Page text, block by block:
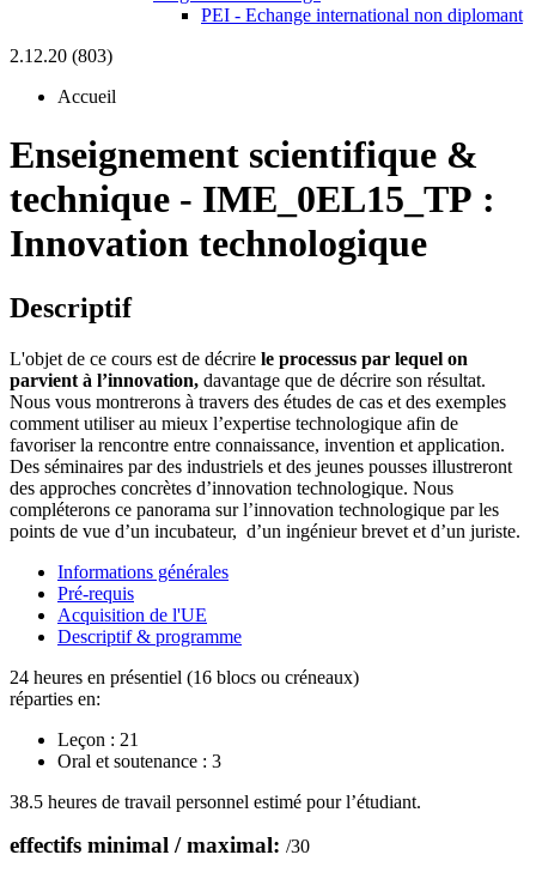
PEI - Echange international non diplomant
2.12.20 (803)
Accueil
Enseignement scientifique &
technique - IME_0EL15_TP :
Innovation technologique
Descriptif
L'objet de ce cours est de décrire le processus par lequel on
parvient à l’innovation, davantage que de décrire son résultat.
Nous vous montrerons à travers des études de cas et des exemples
comment utiliser au mieux l’expertise technologique afin de
favoriser la rencontre entre connaissance, invention et application.
Des séminaires par des industriels et des jeunes pousses illustreront
des approches concrètes d’innovation technologique. Nous
compléterons ce panorama sur l’innovation technologique par les
points de vue d’un incubateur, d’un ingénieur brevet et d’un juriste.
Informations générales
Pré-requis
Acquisition de l'UE
Descriptif & programme
24 heures en présentiel (16 blocs ou créneaux)
réparties en:
Leçon : 21
Oral et soutenance : 3
38.5 heures de travail personnel estimé pour l’étudiant.
effectifs minimal / maximal: /30